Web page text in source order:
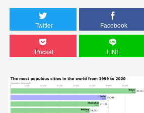
Twitter Facebook
Pocket LINE